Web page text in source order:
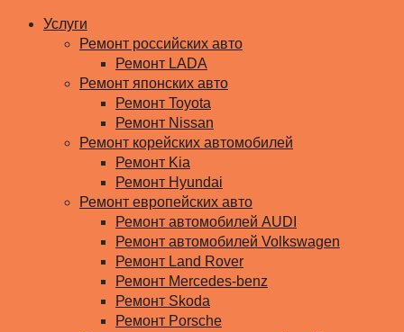
Услуги
Ремонт российских авто
Ремонт LADA
Ремонт японских авто
Ремонт Toyota
Ремонт Nissan
Ремонт корейских автомобилей
Ремонт Kia
Ремонт Hyundai
Ремонт европейских авто
Ремонт автомобилей AUDI
Ремонт автомобилей Volkswagen
Ремонт Land Rover
Ремонт Mercedes-benz
Ремонт Skoda
Ремонт Porsche